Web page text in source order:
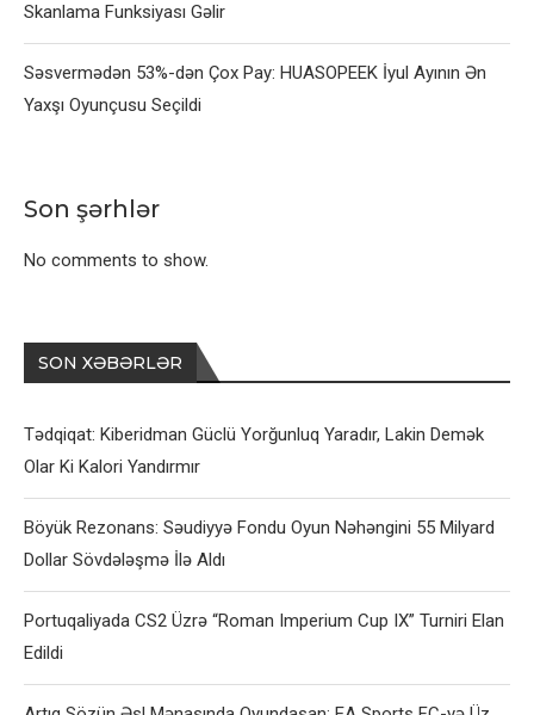
Skanlama Funksiyası Gəlir
Səsvermədən 53%-dən Çox Pay: HUASOPEEK İyul Ayının Ən
Yaxşı Oyunçusu Seçildi
Son şərhlər
No comments to show.
SON XƏBƏRLƏR
Tədqiqat: Kiberidman Güclü Yorğunluq Yaradır, Lakin Demək
Olar Ki Kalori Yandırmır
Böyük Rezonans: Səudiyyə Fondu Oyun Nəhəngini 55 Milyard
Dollar Sövdələşmə İlə Aldı
Portuqaliyada CS2 Üzrə “Roman Imperium Cup IX” Turniri Elan
Edildi